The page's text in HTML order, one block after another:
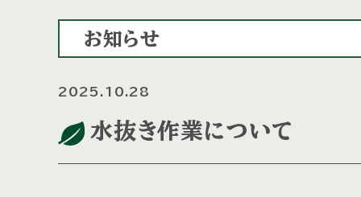
お知らせ
2025.10.28
水抜き作業について